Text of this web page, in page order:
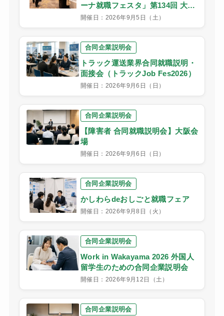
ーナ就職フェスタ」第134回 大阪
会場
開催日：2026年9月5日（土）
合同企業説明会
トラック運送業界合同就職説明・
面接会（トラックJob Fes2026）
開催日：2026年9月6日（日）
合同企業説明会
【障害者 合同就職説明会】大阪会
場
開催日：2026年9月6日（日）
合同企業説明会
かしわらdeおしごと就職フェア
開催日：2026年9月8日（火）
合同企業説明会
Work in Wakayama 2026 外国人
留学生のための合同企業説明会
開催日：2026年9月12日（土）
合同企業説明会